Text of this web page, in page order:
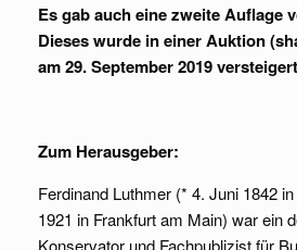
Es gab auch eine zweite Auflage
Dieses wurde in einer Auktion
am 29. September 2019
Zum Herausgeber:
Ferdinand Luthmer (* 4. Juni 1842
1921 in Frankfurt am Main) war ein
Konservator und Fachpublizist für